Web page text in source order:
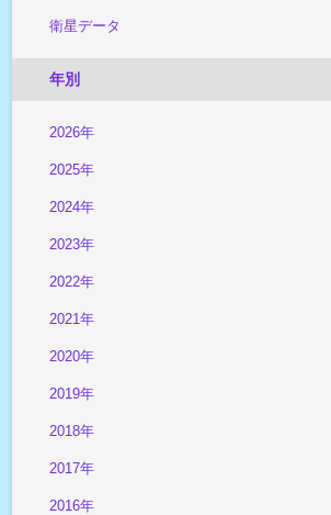
衛星データ
年別
2026年
2025年
2024年
2023年
2022年
2021年
2020年
2019年
2018年
2017年
2016年